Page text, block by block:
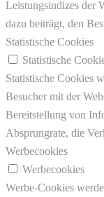
Leistungsindizes der
dazu beiträgt, den
Statistische Cookies
Statistische
Statistische Cookies
Besucher mit der
Bereitstellung von
Absprungrate, die
Werbecookies
Werbecookies
Werbe-Cookies